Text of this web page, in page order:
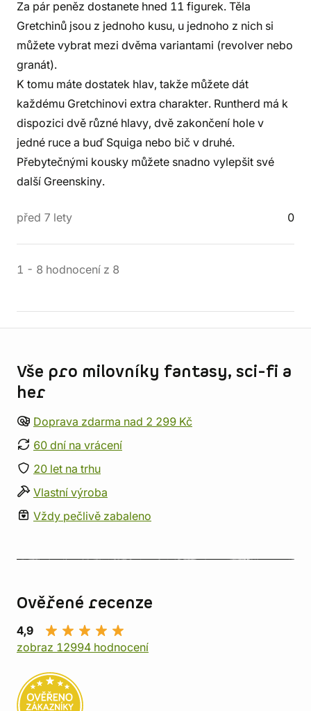
Za pár peněz dostanete hned 11 figurek. Těla
Gretchinů jsou z jednoho kusu, u jednoho z nich si
můžete vybrat mezi dvěma variantami (revolver nebo
granát).
K tomu máte dostatek hlav, takže můžete dát
každému Gretchinovi extra charakter. Runtherd má k
dispozici dvě různé hlavy, dvě zakončení hole v
jedné ruce a buď Squiga nebo bič v druhé.
Přebytečnými kousky můžete snadno vylepšit své
další Greenskiny.
před 7 lety 0
1 - 8 hodnocení z 8
Vše pro milovníky fantasy, sci-fi a
her
Doprava zdarma nad 2 299 Kč
60 dní na vrácení
20 let na trhu
Vlastní výroba
Vždy pečlivě zabaleno
Ověřené recenze
4,9
zobraz 12994 hodnocení